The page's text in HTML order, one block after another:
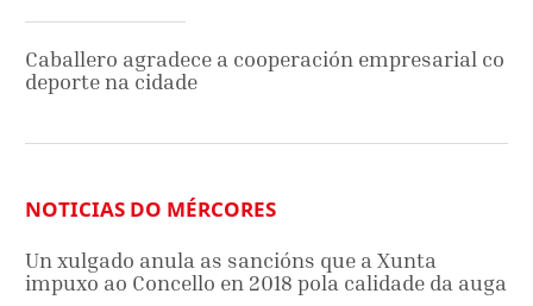
Caballero agradece a cooperación empresarial co
deporte na cidade
NOTICIAS DO MÉRCORES
Un xulgado anula as sancións que a Xunta
impuxo ao Concello en 2018 pola calidade da auga